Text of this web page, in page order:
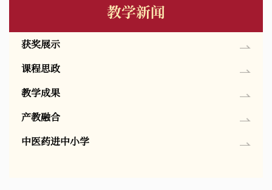
教学新闻
获奖展示
课程思政
教学成果
产教融合
中医药进中小学